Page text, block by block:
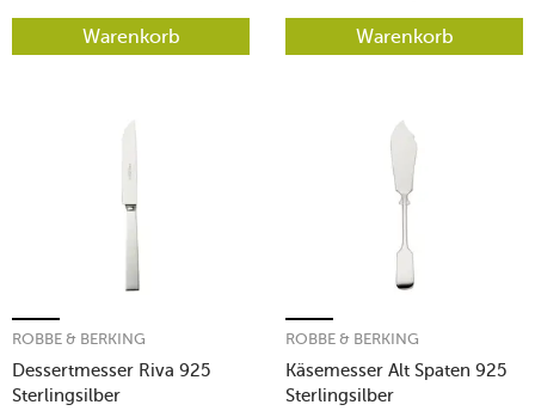
Warenkorb Warenkorb
Dessertmesser Riva 925
Sterlingsilber
ROBBE & BERKING
Käsemesser Alt Spaten 925
Sterlingsilber
ROBBE & BERKING